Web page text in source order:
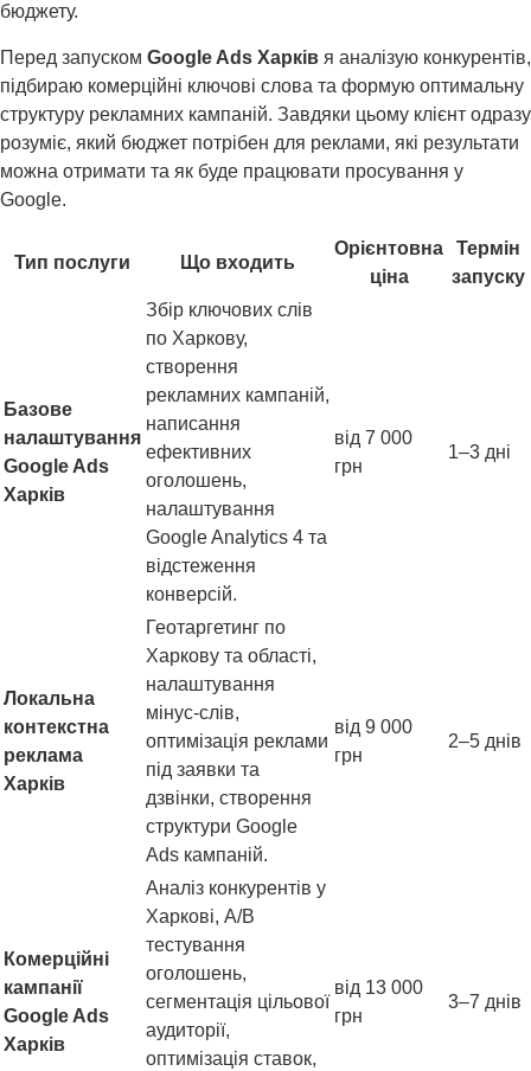
бюджету.
Перед запуском Google Ads Харків я аналізую конкурентів,
підбираю комерційні ключові слова та формую оптимальну
структуру рекламних кампаній. Завдяки цьому клієнт одразу
розуміє, який бюджет потрібен для реклами, які результати
можна отримати та як буде працювати просування у
Google.
Тип послуги Що входить
Орієнтовна
ціна
Термін
запуску
Базове
налаштування
Google Ads
Харків
Збір ключових слів
по Харкову,
створення
рекламних кампаній,
написання
ефективних
оголошень,
налаштування
Google Analytics 4 та
відстеження
конверсій.
від 7 000
грн
1–3 дні
Локальна
контекстна
реклама
Харків
Геотаргетинг по
Харкову та області,
налаштування
мінус-слів,
оптимізація реклами
під заявки та
дзвінки, створення
структури Google
Ads кампаній.
від 9 000
грн
2–5 днів
Комерційні
кампанії
Google Ads
Харків
Аналіз конкурентів у
Харкові, A/B
тестування
оголошень,
сегментація цільової
аудиторії,
оптимізація ставок,
від 13 000
грн
3–7 днів